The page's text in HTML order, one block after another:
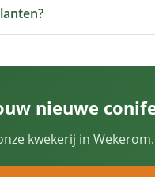
nieuwe
kwekerij in